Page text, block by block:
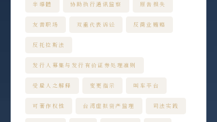
半導體 协助执行通讯监察 原告损失
友善职场 双重代表诉讼 反商业贿赂
反托拉斯法
发行人募集与发行有价证券处理准则
受雇人之解释 变更指示 叫车平台
可著作权性 台湾虚拟资产监理 司法实践